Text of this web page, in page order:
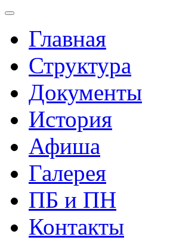
Главная
Структура
Документы
История
Афиша
Галерея
ПБ и ПН
Контакты